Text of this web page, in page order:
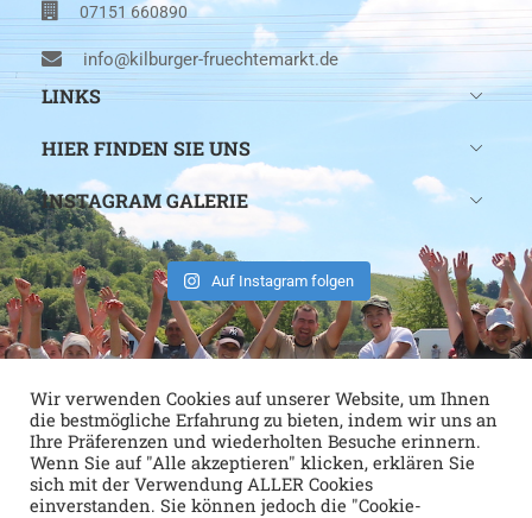
07151 660890
info@kilburger-fruechtemarkt.de
LINKS
HIER FINDEN SIE UNS
INSTAGRAM GALERIE
Auf Instagram folgen
Wir verwenden Cookies auf unserer Website, um Ihnen
die bestmögliche Erfahrung zu bieten, indem wir uns an
Ihre Präferenzen und wiederholten Besuche erinnern.
Wenn Sie auf "Alle akzeptieren" klicken, erklären Sie
sich mit der Verwendung ALLER Cookies
einverstanden. Sie können jedoch die "Cookie-